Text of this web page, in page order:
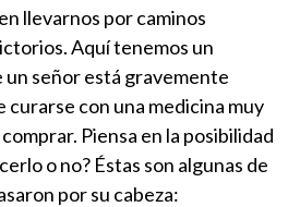
llevarnos por caminos
Aquí tenemos un
un señor está gravemente
curarse con una medicina muy
Piensa en la posibilidad
o no? Éstas son algunas de
por su cabeza: